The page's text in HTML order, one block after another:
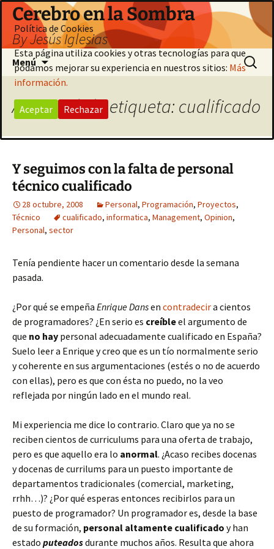
Saltar
contenido
Cerebro en la Sombra
By Jesús Iglesias
Menú Buscar:
Archivo de la etiqueta: cualificado
Y seguimos con la falta de personal
técnico cualificado
28 octubre, 2008 Personal, Programación, Proyectos,
Técnico
cualificado, informatica, Management, Opinion,
Personal, sector
Tenía pendiente hacer un comentario desde la semana
pasada.
¿Por qué se empeña Enrique Dansen contradecira cientos
de programadores? ¿En serio es creíbleel argumento de
que no hay personal adecuadamente cualificado en España?
Suelo leer a Enrique y creo que es un tío normalmente serio
y coherente en sus argumentaciones (estés o no de acuerdo
con ellas), pero es que con ésta no puedo, no la veo
reflejada por ningún lado en el mundo real.
Mi experiencia me dice lo contrario. Claro que ya no se
reciben cientos de curriculums para una oferta de trabajo,
pero es que aquello era lo anormal. ¿Acaso recibes docenas
y docenas de currilums para un puesto importante de
departamentos tradicionales (comercial, marketing,
rrhh…)? ¿Por qué esperas entonces recibirlos para un
puesto de programador? Un programador es, desde la base
de su formación, personal altamente cualificado y han
estado puteadosdurante muchos años. Resulta que ahora
Política de Cookies
Esta página utiliza cookies y otras tecnologías para que
podamos mejorar su experiencia en nuestros sitios: Más
información.
Aceptar Rechazar